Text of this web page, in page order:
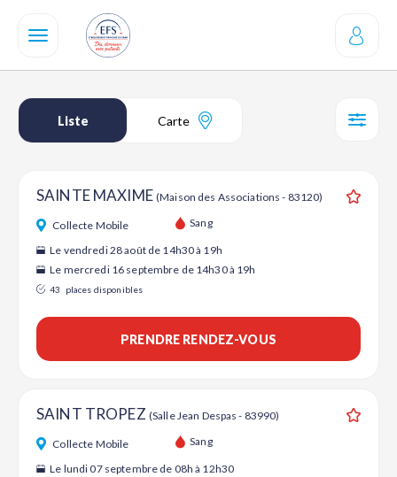
contenu
Liste Carte
SAINTE MAXIME (Maison des Associations - 83120)
Collecte Mobile Sang
Le vendredi 28 août de 14h30 à 19h
Le mercredi 16 septembre de 14h30 à 19h
43 places disponibles
PRENDRE RENDEZ-VOUS
SAINT TROPEZ (Salle Jean Despas - 83990)
Collecte Mobile Sang
Le lundi 07 septembre de 08h à 12h30